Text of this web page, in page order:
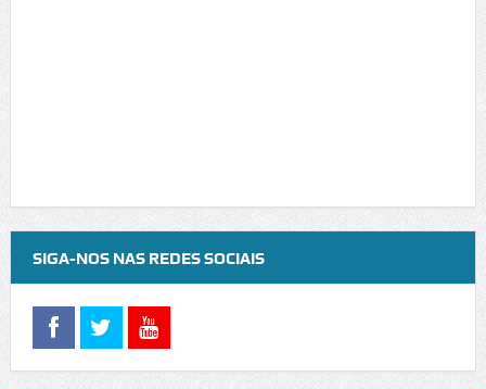
SIGA-NOS NAS REDES SOCIAIS